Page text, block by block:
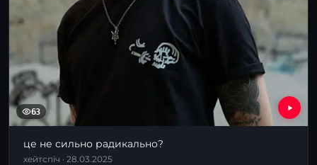
63
це не сильно радикально?
хейтспіч · 28.03.2025